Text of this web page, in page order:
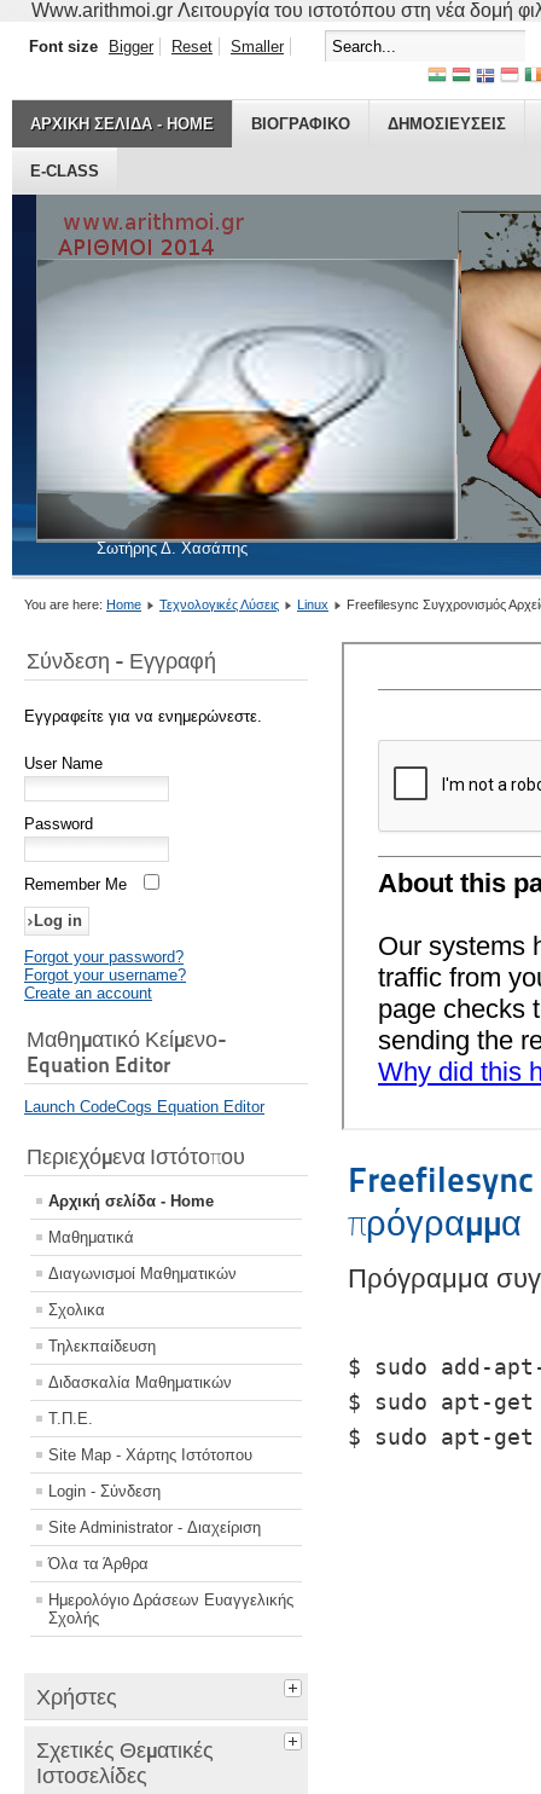
Www.arithmoi.gr Λειτουργία του ιστοτόπου στη νέα δομή
Σωτήρης Δ. Χασάπης
ΑΡΧΙΚΗ ΣΕΛΙΔΑ - HOME ΒΙΟΓΡΑΦΙΚO ΔΗΜΟΣΙΕΥΣΕΙΣ
E-CLASS
Font size Bigger Reset Smaller
You are here: Home Τεχνολογικές Λύσεις Linux Freefilesync Συγχρονισμός
Σύνδεση - Εγγραφή
Εγγραφείτε για να ενημερώνεστε.
User Name
Password
Remember Me
Forgot your password?
Forgot your username?
Create an account
Μαθηματικό Κείμενο-
Equation Editor
Launch CodeCogs Equation Editor
Περιεχόμενα Ιστότοπου
Αρχική σελίδα - Home
Μαθηματικά
Διαγωνισμοί Μαθηματικών
Σχολικα
Τηλεκπαίδευση
Διδασκαλία Μαθηματικών
Τ.Π.Ε.
Site Map - Χάρτης Ιστότοπου
Login - Σύνδεση
Site Administrator - Διαχείριση
Όλα τα Άρθρα
Ημερολόγιο Δράσεων Ευαγγελικής
Σχολής
Χρήστες
Σχετικές Θεματικές
Ιστοσελίδες
Freefilesync
πρόγραμμα
Πρόγραμμα
$ sudo add-
$ sudo apt-get
$ sudo apt-